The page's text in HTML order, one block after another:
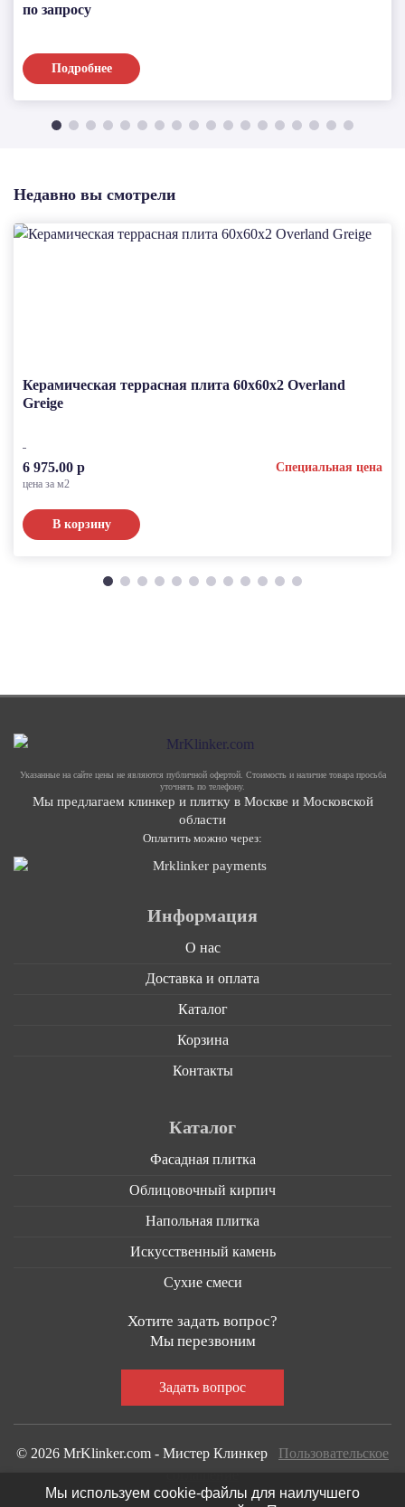
по запросу
Подробнее
Недавно вы смотрели
Керамическая террасная плита 60x60x2 Overland
Greige
6 975.00 р Специальная цена
цена за м2
В корзину
Указанные на сайте цены не являются публичной офертой. Стоимость и наличие товара просьба
уточнять по телефону.
Мы предлагаем клинкер и плитку в Москве и Московской
области
Оплатить можно через:
Информация
О нас
Доставка и оплата
Каталог
Корзина
Контакты
Каталог
Фасадная плитка
Облицовочный кирпич
Напольная плитка
Искусственный камень
Сухие смеси
Хотите задать вопрос?
Мы перезвоним
© 2026 MrKlinker.com - Мистер Клинкер Пользовательское
Мы используем cookie-файлы для наилучшего